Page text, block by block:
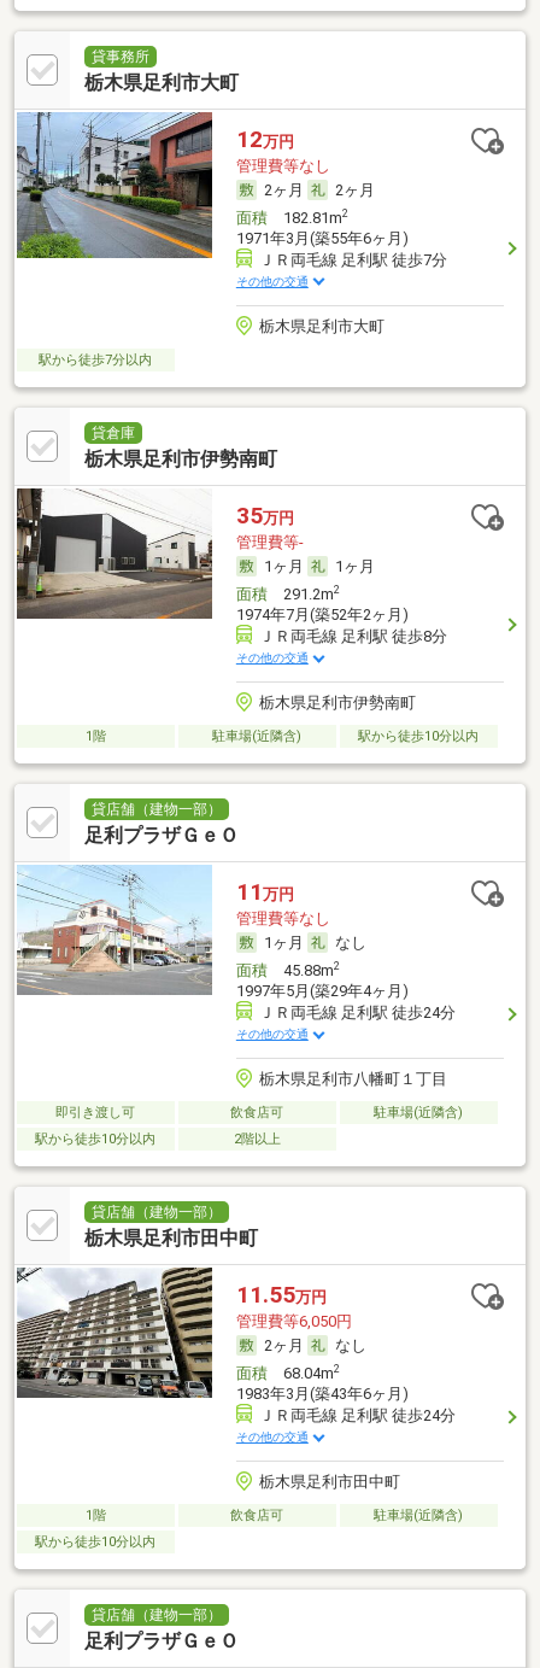
貸事務所
栃木県足利市大町
12万円
管理費等なし
2ヶ月
2ヶ月
面積182.81m2
1971年3月(築55年6ヶ月)
ＪＲ両毛線 足利駅 徒歩7分
その他の交通
栃木県足利市大町
駅から徒歩7分以内
貸倉庫
栃木県足利市伊勢南町
35万円
管理費等-
1ヶ月
1ヶ月
面積291.2m2
1974年7月(築52年2ヶ月)
ＪＲ両毛線 足利駅 徒歩8分
その他の交通
栃木県足利市伊勢南町
1階 駐車場(近隣含) 駅から徒歩10分以内
貸店舗（建物一部）
足利プラザＧｅＯ
11 万円
管理費等なし
1ヶ月
なし
面積45.88m2
1997年5月(築29年4ヶ月)
ＪＲ両毛線 足利駅 徒歩24分
その他の交通
栃木県足利市八幡町１丁目
即引き渡し可 飲食店可
駐車場(近隣含)
駅から徒歩10分以内
2階以上
貸店舗（建物一部）
栃木県足利市田中町
11.55万円
管理費等6,050円
2ヶ月
なし
面積68.04m2
1983年3月(築43年6ヶ月)
ＪＲ両毛線 足利駅 徒歩24分
その他の交通
栃木県足利市田中町
1階 飲食店可
駐車場(近隣含)
駅から徒歩10分以内
貸店舗（建物一部）
足利プラザＧｅＯ